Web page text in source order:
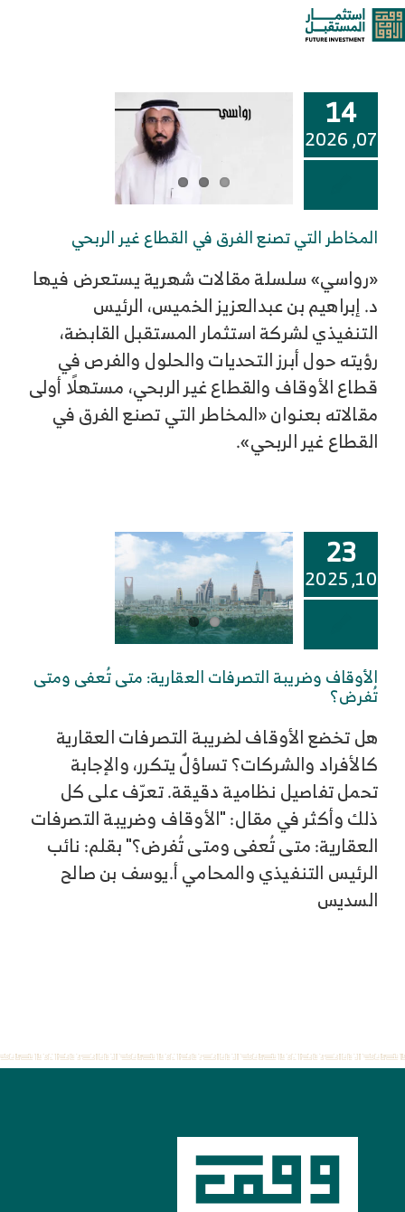
تخطى
إلى
خدماتنا وحلولنا
مركز المعرفة
الوظائف
تواصل معنا
14
07, 2026
المخاطر التي تصنع الفرق في القطاع غير الربحي
«رواسي» سلسلة مقالات شهرية يستعرض فيها
د. إبراهيم بن عبدالعزيز الخميس، الرئيس
التنفيذي لشركة استثمار المستقبل القابضة،
رؤيته حول أبرز التحديات والحلول والفرص في
قطاع الأوقاف والقطاع غير الربحي، مستهلًا أولى
مقالاته بعنوان «المخاطر التي تصنع الفرق في
القطاع غير الربحي».
23
10, 2025
الأوقاف وضريبة التصرفات العقارية: متى تُعفى ومتى
تُفرض؟
هل تخضع الأوقاف لضريبة التصرفات العقارية
كالأفراد والشركات؟ تساؤلٌ يتكرر، والإجابة
تحمل تفاصيل نظامية دقيقة. تعرّف على كل
ذلك وأكثر في مقال: "الأوقاف وضريبة التصرفات
العقارية: متى تُعفى ومتى تُفرض؟" بقلم: نائب
الرئيس التنفيذي والمحامي أ.يوسف بن صالح
السديس